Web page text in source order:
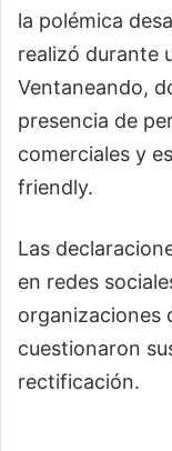
la polémica
realizó durante
Ventaneando,
presencia de
comerciales y
friendly.
Las
en redes
organizaciones
cuestionaron
rectificación.